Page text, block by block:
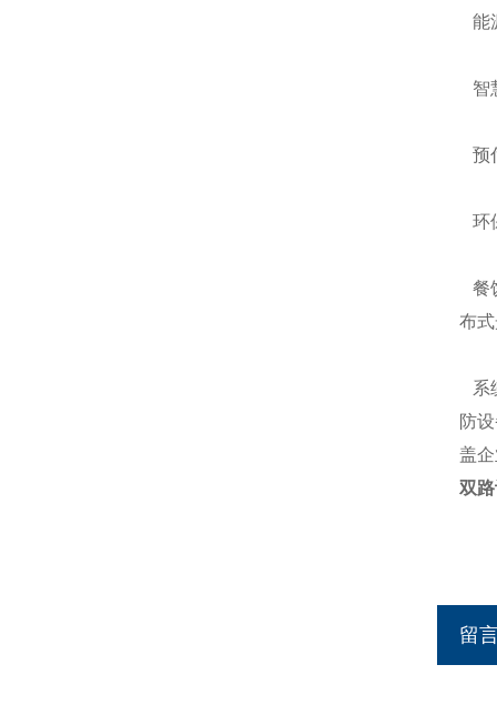
能
智
预
环
餐
布
系
防
盖
双
留